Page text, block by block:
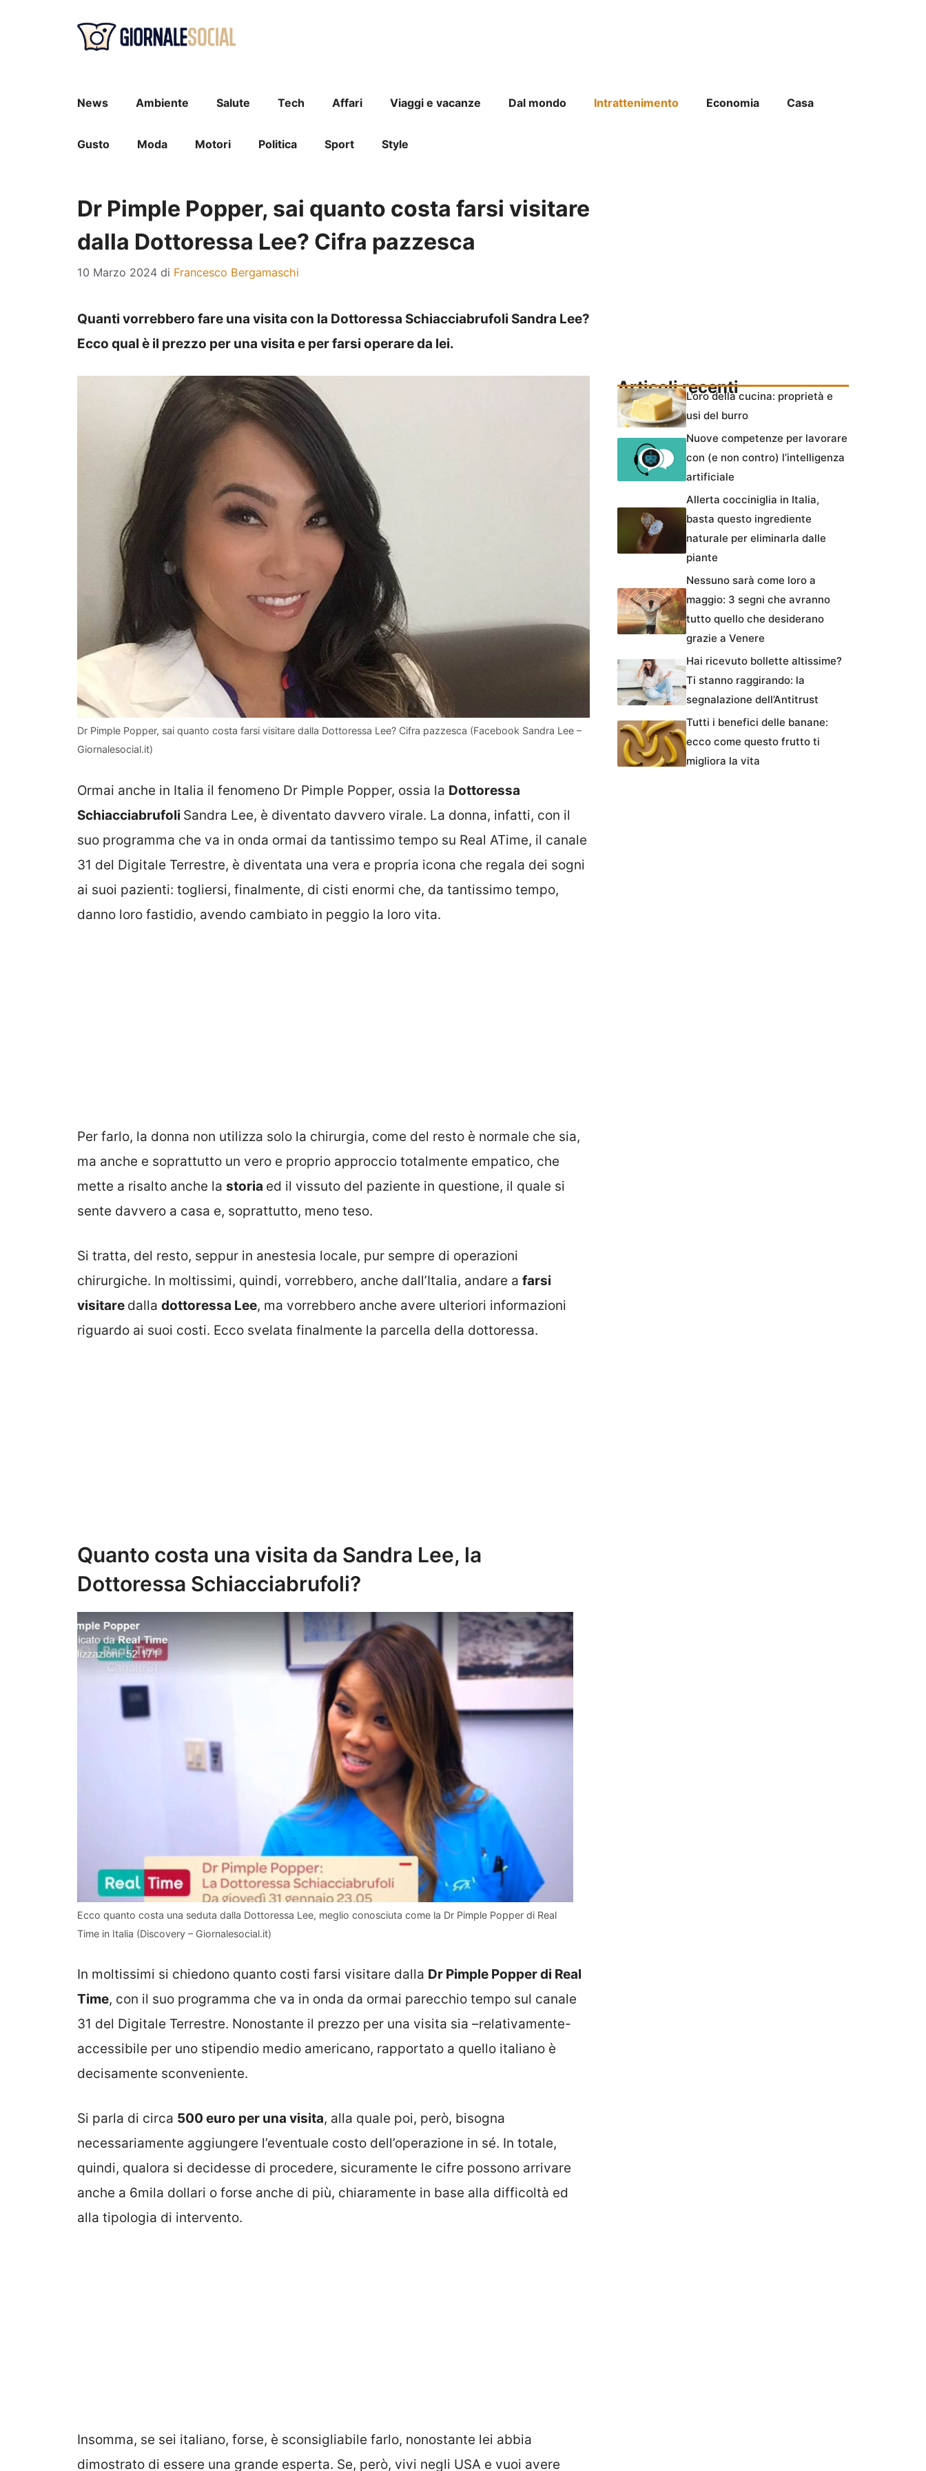
News Ambiente Salute Tech Affari Viaggi e vacanze Dal mondo Intrattenimento Economia Casa
Gusto Moda Motori Politica Sport Style
Dr Pimple Popper, sai quanto costa farsi visitare
dalla Dottoressa Lee? Cifra pazzesca
10 Marzo 2024 di Francesco Bergamaschi
Quanti vorrebbero fare una visita con la Dottoressa Schiacciabrufoli Sandra Lee?
Ecco qual è il prezzo per una visita e per farsi operare da lei.
Dr Pimple Popper, sai quanto costa farsi visitare dalla Dottoressa Lee? Cifra pazzesca (Facebook Sandra Lee –
Giornalesocial.it)
Ormai anche in Italia il fenomeno Dr Pimple Popper, ossia la Dottoressa
Schiacciabrufoli Sandra Lee, è diventato davvero virale. La donna, infatti, con il
suo programma che va in onda ormai da tantissimo tempo su Real ATime, il canale
31 del Digitale Terrestre, è diventata una vera e propria icona che regala dei sogni
ai suoi pazienti: togliersi, finalmente, di cisti enormi che, da tantissimo tempo,
danno loro fastidio, avendo cambiato in peggio la loro vita.
Per farlo, la donna non utilizza solo la chirurgia, come del resto è normale che sia,
ma anche e soprattutto un vero e proprio approccio totalmente empatico, che
mette a risalto anche la storia ed il vissuto del paziente in questione, il quale si
sente davvero a casa e, soprattutto, meno teso.
Si tratta, del resto, seppur in anestesia locale, pur sempre di operazioni
chirurgiche. In moltissimi, quindi, vorrebbero, anche dall’Italia, andare a farsi
visitare dalla dottoressa Lee, ma vorrebbero anche avere ulteriori informazioni
riguardo ai suoi costi. Ecco svelata finalmente la parcella della dottoressa.
Quanto costa una visita da Sandra Lee, la
Dottoressa Schiacciabrufoli?
Ecco quanto costa una seduta dalla Dottoressa Lee, meglio conosciuta come la Dr Pimple Popper di Real
Time in Italia (Discovery – Giornalesocial.it)
In moltissimi si chiedono quanto costi farsi visitare dalla Dr Pimple Popper di Real
Time, con il suo programma che va in onda da ormai parecchio tempo sul canale
31 del Digitale Terrestre. Nonostante il prezzo per una visita sia –relativamente-
accessibile per uno stipendio medio americano, rapportato a quello italiano è
decisamente sconveniente.
Si parla di circa 500 euro per una visita, alla quale poi, però, bisogna
necessariamente aggiungere l’eventuale costo dell’operazione in sé. In totale,
quindi, qualora si decidesse di procedere, sicuramente le cifre possono arrivare
anche a 6mila dollari o forse anche di più, chiaramente in base alla difficoltà ed
alla tipologia di intervento.
Insomma, se sei italiano, forse, è sconsigliabile farlo, nonostante lei abbia
dimostrato di essere una grande esperta. Se, però, vivi negli USA e vuoi avere
Articoli recentiL’oro della cucina: proprietà e
usi del burro
Nuove competenze per lavorare
con (e non contro) l’intelligenza
artificiale
Allerta cocciniglia in Italia,
basta questo ingrediente
naturale per eliminarla dalle
piante
Nessuno sarà come loro a
maggio: 3 segni che avranno
tutto quello che desiderano
grazie a Venere
Hai ricevuto bollette altissime?
Ti stanno raggirando: la
segnalazione dell’Antitrust
Tutti i benefici delle banane:
ecco come questo frutto ti
migliora la vita